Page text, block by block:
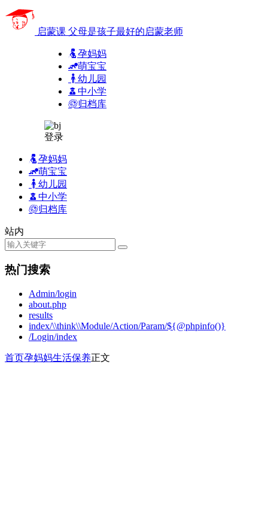
启蒙课 父母是孩子最好的启蒙老师
孕妈妈
萌宝宝
幼儿园
中小学
归档库
登录
孕妈妈
萌宝宝
幼儿园
中小学
归档库
站内
热门搜索
Admin/login
about.php
results
index/\\think\\Module/Action/Param/${@phpinfo()}
/Login/index
首页孕妈妈生活保养正文